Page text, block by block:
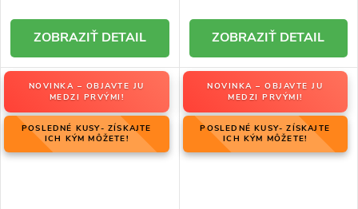
DETAIL DETAIL
NOVINKA – OBJAVTE JU
MEDZI PRVÝMI!
POSLEDNÉ KUSY- ZÍSKAJTE
ICH KÝM MÔŽETE!
NOVINKA – OBJAVTE JU
MEDZI PRVÝMI!
POSLEDNÉ KUSY- ZÍSKAJTE
ICH KÝM MÔŽETE!